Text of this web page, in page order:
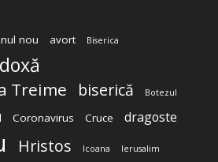
nou avort Biserica
Treime biserică Botezul
Coronavirus Cruce dragoste
Hristos Icoana Ierusalim